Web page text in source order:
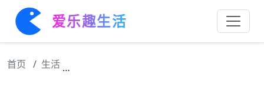
爱乐趣生活
首页 生活